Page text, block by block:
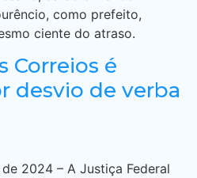
como prefeito,
ciente do atraso.
Correios é
desvio de verba
de 2024 – A Justiça Federal